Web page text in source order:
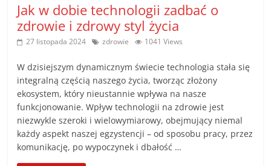
Jak w dobie technologii zadbać o
zdrowie i zdrowy styl życia
27 listopada 2024 zdrowie 1041 Views
W dzisiejszym dynamicznym świecie technologia stała się
integralną częścią naszego życia, tworząc złożony
ekosystem, który nieustannie wpływa na nasze
funkcjonowanie. Wpływ technologii na zdrowie jest
niezwykle szeroki i wielowymiarowy, obejmujący niemal
każdy aspekt naszej egzystencji – od sposobu pracy, przez
komunikację, po wypoczynek i dbałość …